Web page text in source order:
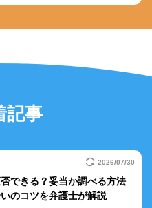
記事
2026/07/30
できる？妥当か調べる方法
のコツを弁護士が解説